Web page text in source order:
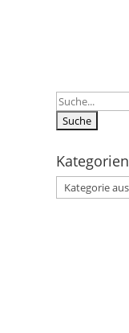
Suchen
nach:
Kategorien
Kategorien